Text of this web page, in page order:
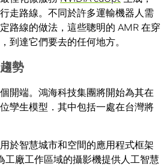
走路線。不同於許多運輸機器人需
路線的做法，這些聰明的 AMR 在穿
到達它們要去的任何地方。
勢
開端。鴻海科技集團將開始為其在
孿生模型．其中包括一處在台灣將
於智慧城市和空間的應用程式框架
工廠工作區域的攝影機提供人工智慧